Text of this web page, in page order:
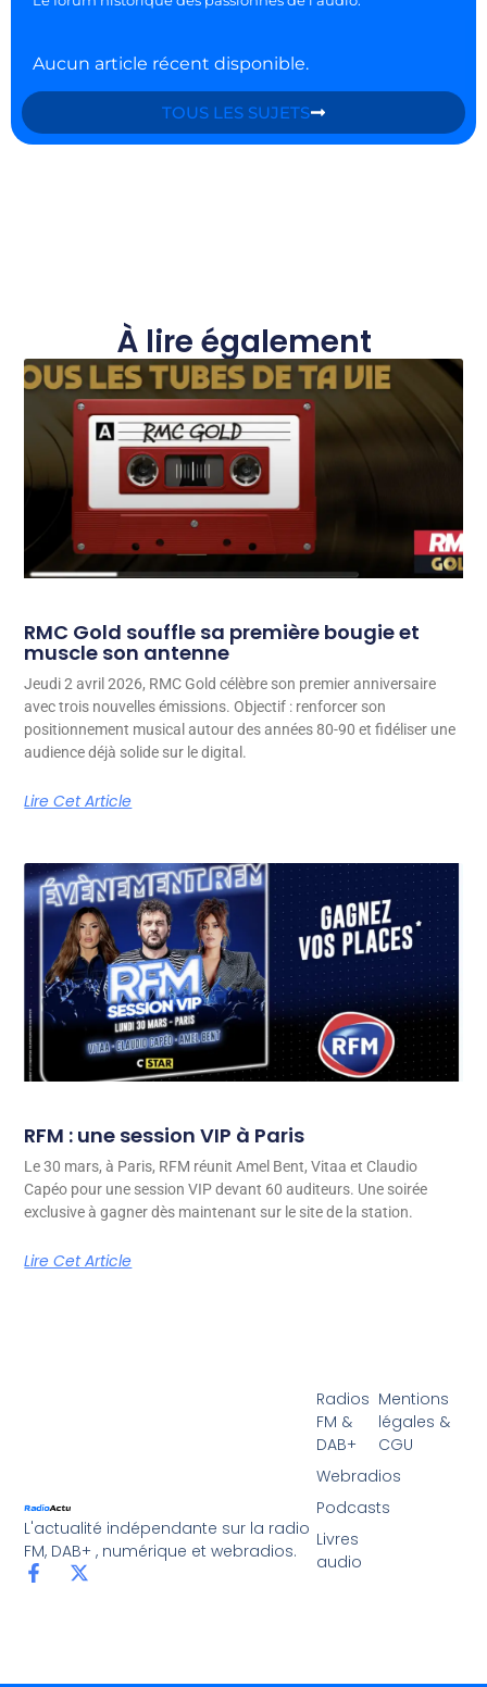
Aucun article récent disponible.
TOUS LES SUJETS
À lire également
RMC Gold souffle sa première bougie et
muscle son antenne
Jeudi 2 avril 2026, RMC Gold célèbre son premier anniversaire
avec trois nouvelles émissions. Objectif : renforcer son
positionnement musical autour des années 80-90 et fidéliser une
audience déjà solide sur le digital.
Lire Cet Article
RFM : une session VIP à Paris
Le 30 mars, à Paris, RFM réunit Amel Bent, Vitaa et Claudio
Capéo pour une session VIP devant 60 auditeurs. Une soirée
exclusive à gagner dès maintenant sur le site de la station.
Lire Cet Article
L'actualité indépendante sur la radio
FM, DAB+ , numérique et webradios.
Radios
FM &
DAB+
Webradios
Podcasts
Livres
audio
Mentions
légales &
CGU